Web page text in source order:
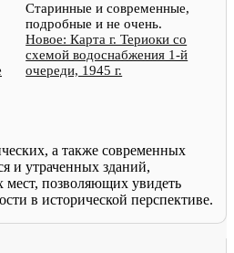
Старинные и современные,
подробные и не очень.
Новое: Карта г. Териоки со
схемой водоснабжения 1-й
очереди, 1945 г.
а также современных
и утраченных зданий,
мест, позволяющих увидеть
в исторической перспективе.